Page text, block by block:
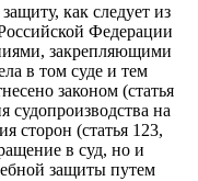
как следует из
Федерации
закрепляющими
в том суде и тем
законом (статья
судопроизводства на
сторон (статья 123,
в суд, но и
защиты путем